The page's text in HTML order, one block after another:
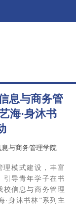
息与商务管
海·身沐书
息与商务管理学院
理模式建设，丰富
引导青年学子在书
校信息与商务管理
·身沐书林”系列主